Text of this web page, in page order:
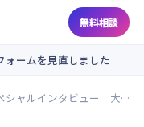
無料相談
ォームを見直しました
【KRAFIT×b-monster 】スペシャルインタビュー 大人気パフォーマーAISHAさんに聞いてみた7つのコト！